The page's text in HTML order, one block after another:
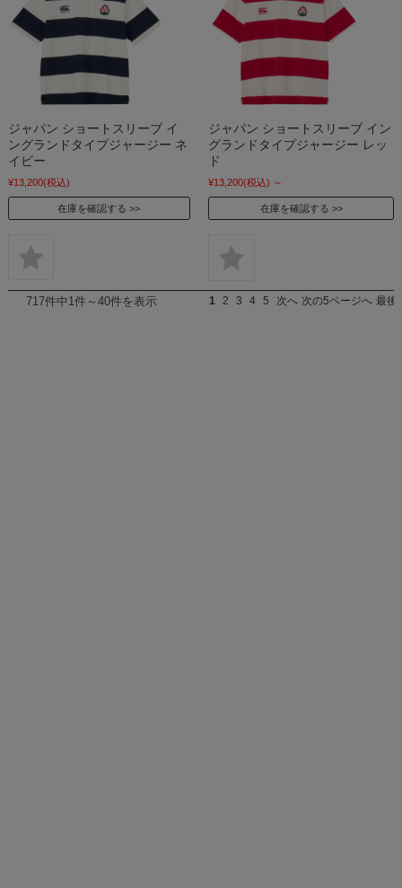
ジャパン ショートスリーブ イ
ングランドタイプジャージー ネ
イビー
¥13,200(税込)
在庫を確認する
ジャパン ショートスリーブ イン
グランドタイプジャージー レッ
ド
¥13,200(税込) ～
在庫を確認する
717件中1件～40件を表示 1 2 3 4 5 次へ 次の5ページへ 最後